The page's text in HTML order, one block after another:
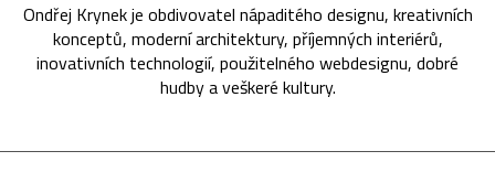
Ondřej Krynek je obdivovatel nápaditého designu, kreativních
konceptů, moderní architektury, příjemných interiérů,
inovativních technologií, použitelného webdesignu, dobré
hudby a veškeré kultury.